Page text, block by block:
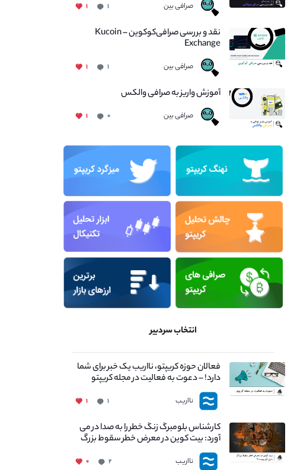
صرافی بین ۱ ۱
نقد و بررسی صرافی‌کوکوین – Kucoin
Exchange
صرافی بین ۱ ۱
آموزش واریز به صرافی والکس
صرافی بین ۰ ۱
انتخاب سردبیر
فعالان حوزه کریپتو، نااریب یک خبر برای شما
دارد! – دعوت به فعالیت در مجله کریپتو
نااریب ۱ ۱
کارشناس بلومبرگ زنگ خطر را به صدا در می
آورد: بیت کوین در معرض خطر سقوط بزرگ
است - دلیل آن چیست؟
نااریب ۲ ۰